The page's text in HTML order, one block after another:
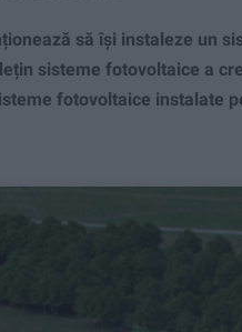
să își instaleze un
sisteme fotovoltaice a
fotovoltaice instalate